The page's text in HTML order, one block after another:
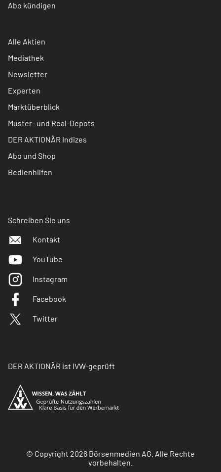
Abo kündigen
Alle Aktien
Mediathek
Newsletter
Experten
Marktüberblick
Muster- und Real-Depots
DER AKTIONÄR Indizes
Abo und Shop
Bedienhilfen
Schreiben Sie uns
Kontakt
YouTube
Instagram
Facebook
Twitter
DER AKTIONÄR ist IVW-geprüft
© Copyright 2026 Börsenmedien AG. Alle Rechte
vorbehalten.